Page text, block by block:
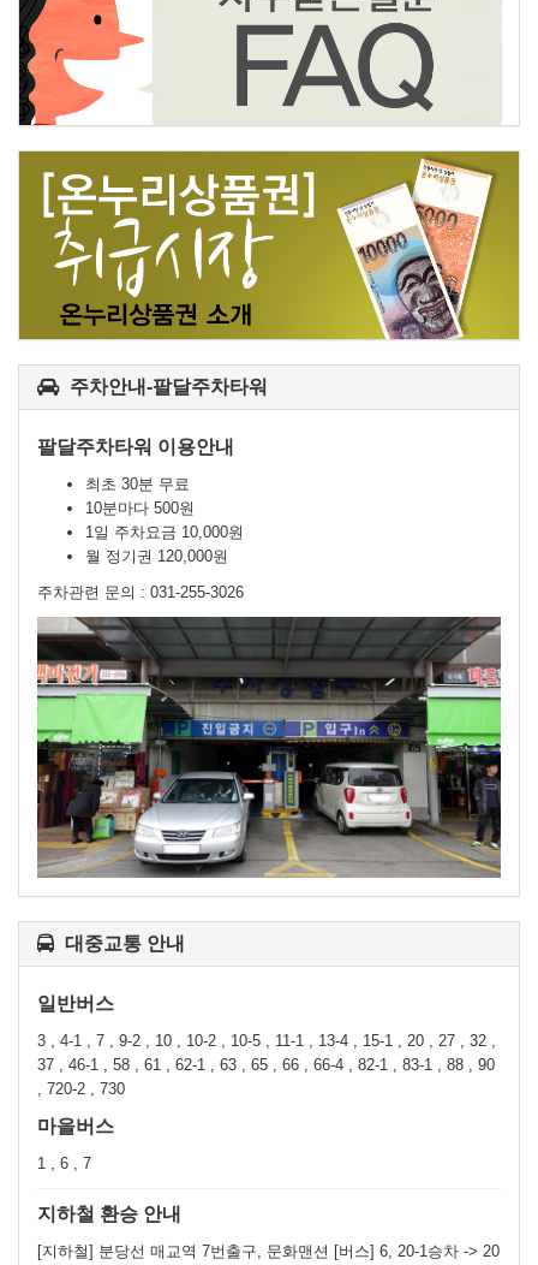
주차안내-팔달주차타워
팔달주차타워 이용안내
최초 30분 무료
10분마다 500원
1일 주차요금 10,000원
월 정기권 120,000원
주차관련 문의 : 031-255-3026
대중교통 안내
일반버스
3 , 4-1 , 7 , 9-2 , 10 , 10-2 , 10-5 , 11-1 , 13-4 , 15-1 , 20 , 27 , 32 ,
37 , 46-1 , 58 , 61 , 62-1 , 63 , 65 , 66 , 66-4 , 82-1 , 83-1 , 88 , 90
, 720-2 , 730
마을버스
1 , 6 , 7
지하철 환승 안내
[지하철] 분당선 매교역 7번출구, 문화맨션 [버스] 6, 20-1승차 -> 20